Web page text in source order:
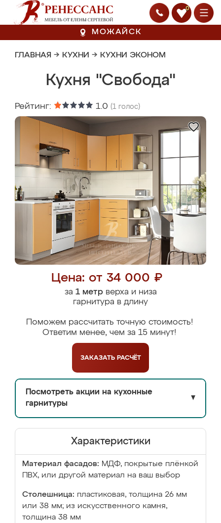
0
МОЖАЙСК
ГЛАВНАЯ → КУХНИ → КУХНИ ЭКОНОМ
Кухня "Свобода"
Рейтинг: 1.0 (1 голос)
Цена: от 34 000 ₽
за 1 метрверха и низа
гарнитура в длину
Поможем рассчитать точную стоимость!
Ответим менее, чем за 15 минут!
ЗАКАЗАТЬ РАСЧЁТ
Посмотреть акции на кухонные
гарнитуры
▼
Характеристики
Материал фасадов: МДФ, покрытые плёнкой
ПВХ, или другой материал на ваш выбор
Столешница: пластиковая, толщина 26 мм
или 38 мм; из искусственного камня,
толщина 38 мм